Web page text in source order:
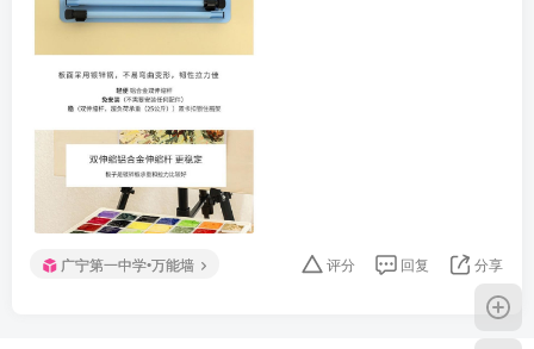
广宁第一中学•万能墙 评分 回复 分享